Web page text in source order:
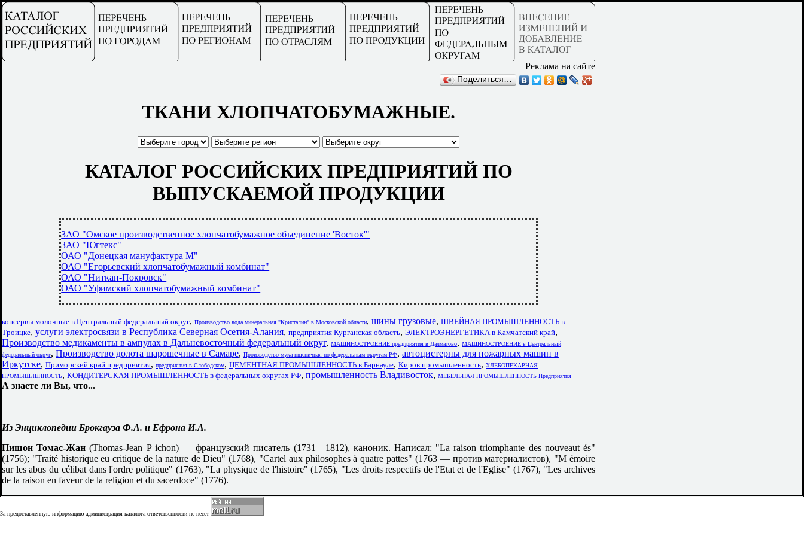
Реклама на сайте
Поделиться…
ТКАНИ ХЛОПЧАТОБУМАЖНЫЕ.
КАТАЛОГ РОССИЙСКИХ ПРЕДПРИЯТИЙ ПО
ВЫПУСКАЕМОЙ ПРОДУКЦИИ
ЗАО "Омское производственное хлопчатобумажное объединение 'Восток'"
ЗАО "Югтекс"
ОАО "Донецкая мануфактура М"
ОАО "Егорьевский хлопчатобумажный комбинат"
ОАО "Ниткан-Покровск"
ОАО "Уфимский хлопчатобумажный комбинат"
консервы молочные в Центральный федеральный округ, Производство вода минеральная "Кристалин" в Московской области, шины грузовые, ШВЕЙНАЯ ПРОМЫШЛЕННОСТЬ в
Троицке, услуги электросвязи в Республика Северная Осетия-Алания, предприятия Курганская область, ЭЛЕКТРОЭНЕРГЕТИКА в Камчатский край,
Производство медикаменты в ампулах в Дальневосточный федеральный округ, МАШИНОСТРОЕНИЕ предприятия в Далматово, МАШИНОСТРОЕНИЕ в Центральный
федеральный округ, Производство долота шарошечные в Самаре, Производство мука пшеничная по федеральным округам РФ, автоцистерны для пожарных машин в
Иркутске, Приморский край предприятия, предприятия в Слободском, ЦЕМЕНТНАЯ ПРОМЫШЛЕННОСТЬ в Барнауле, Киров промышленность, ХЛЕБОПЕКАРНАЯ
ПРОМЫШЛЕННОСТЬ, КОНДИТЕРСКАЯ ПРОМЫШЛЕННОСТЬ в федеральных округах РФ, промышленность Владивосток, МЕБЕЛЬНАЯ ПРОМЫШЛЕННОСТЬ Предприятия
А знаете ли Вы, что...
Из Энциклопедии Брокгауза Ф.А. и Ефрона И.А.
Пишон Томас-Жан(Thomas-Jean P ichon) — французский писатель (1731—1812), каноник. Написал: "La raison triomphante des nouveaut és"
(1756); "Traité historique eu critique de la nature de Dieu" (1768), "Cartel aux philosophes à quatre pattes" (1763 — против материалистов), "M émoire
sur les abus du célibat dans l'ordre politique" (1763), "La physique de l'histoire" (1765), "Les droits respectifs de l'Etat et de l'Eglise" (1767), "Les archives
de la raison en faveur de la religion et du sacerdoce" (1776).
За предоставленную информацию администрация каталога ответственности не несет